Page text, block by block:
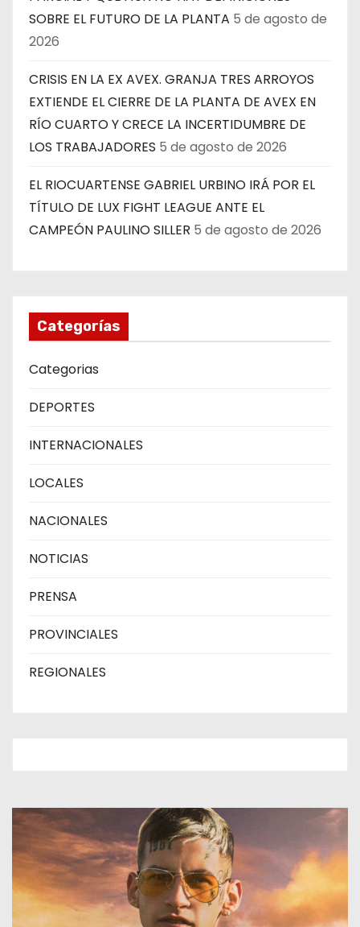
SOBRE EL FUTURO DE LA PLANTA 5 de agosto de
2026
CRISIS EN LA EX AVEX. GRANJA TRES ARROYOS
EXTIENDE EL CIERRE DE LA PLANTA DE AVEX EN
RÍO CUARTO Y CRECE LA INCERTIDUMBRE DE
LOS TRABAJADORES 5 de agosto de 2026
EL RIOCUARTENSE GABRIEL URBINO IRÁ POR EL
TÍTULO DE LUX FIGHT LEAGUE ANTE EL
CAMPEÓN PAULINO SILLER 5 de agosto de 2026
Categorías
Categorias
DEPORTES
INTERNACIONALES
LOCALES
NACIONALES
NOTICIAS
PRENSA
PROVINCIALES
REGIONALES